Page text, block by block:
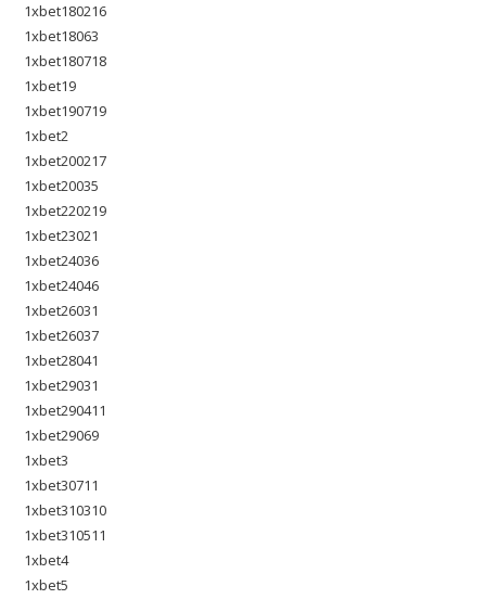
1xbet180216
1xbet18063
1xbet180718
1xbet19
1xbet190719
1xbet2
1xbet200217
1xbet20035
1xbet220219
1xbet23021
1xbet24036
1xbet24046
1xbet26031
1xbet26037
1xbet28041
1xbet29031
1xbet290411
1xbet29069
1xbet3
1xbet30711
1xbet310310
1xbet310511
1xbet4
1xbet5